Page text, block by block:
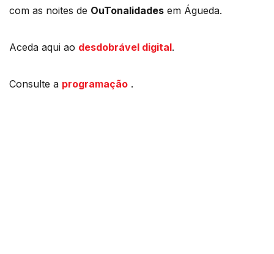
com as noites de OuTonalidades em Águeda.
Aceda aqui ao desdobrável digital.
Consulte a programação .